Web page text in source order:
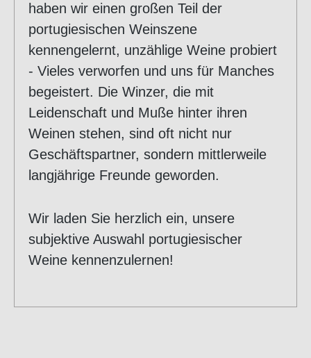
haben wir einen großen Teil der
portugiesischen Weinszene
kennengelernt, unzählige Weine probiert
- Vieles verworfen und uns für Manches
begeistert. Die Winzer, die mit
Leidenschaft und Muße hinter ihren
Weinen stehen, sind oft nicht nur
Geschäftspartner, sondern mittlerweile
langjährige Freunde geworden.
Wir laden Sie herzlich ein, unsere
subjektive Auswahl portugiesischer
Weine kennenzulernen!